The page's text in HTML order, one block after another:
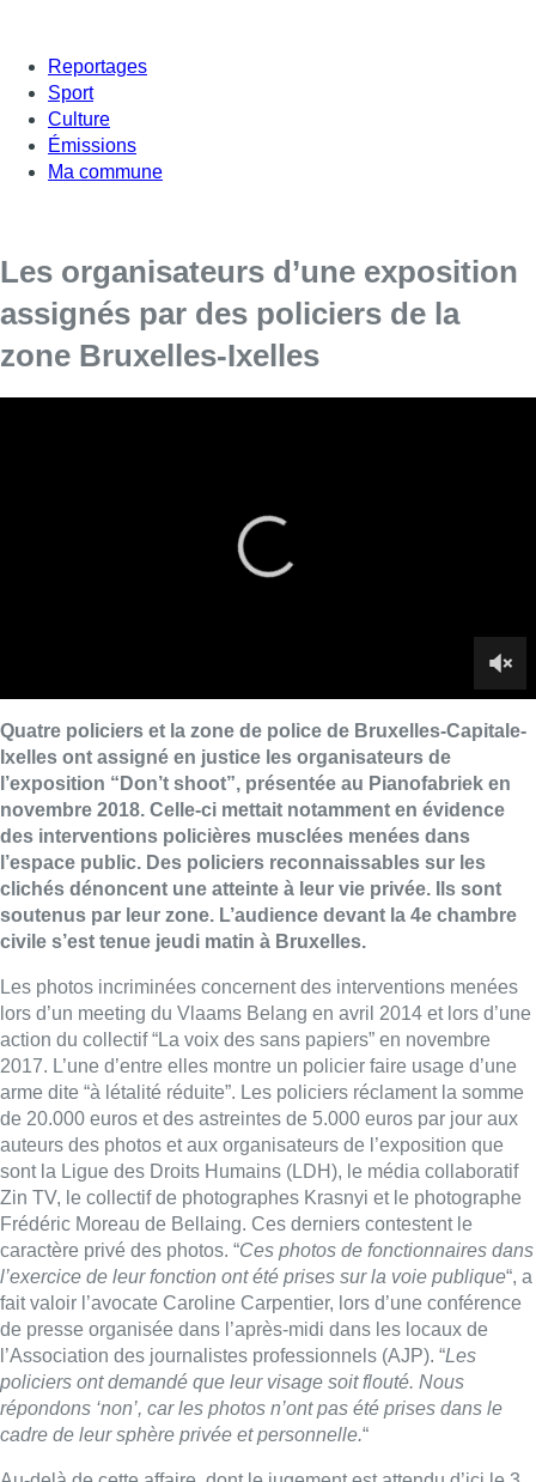
Reportages
Sport
Culture
Émissions
Ma commune
Les organisateurs d’une exposition
assignés par des policiers de la
zone Bruxelles-Ixelles
interventions policières musclées menées dans
policiers reconnaissables sur les
clichés dénoncent une atteinte à leur vie privée. Ils sont
interventions menées
lors d’un meeting du Vlaams Belang en avril 2014 et lors d’une
action du collectif “La voix
des
sans papiers” en novembre
2017. L’une d’entre elles montre un policier faire usage d’une
arme dite “à létalité réduite”. Les policiers réclament la somme
20.000 euros et des astreintes
5.000 euros par jour aux
auteurs
photos et aux organisateurs
l’exposition que
sont la
Ligue des Droits
Humains (LDH), le média collaboratif
Zin TV, le collectif
photographes Krasnyi et le photographe
Frédéric Moreau
Bellaing. Ces derniers contestent le
caractère privé
des photos. “ Ces photos
leur fonction ont été prises sur la voie publique
fait valoir l’avocate Caroline Carpentier, lors d’une conférence
depresse organisée dans l’après-midi dans les locauxde
l’Associationdesjournalistes professionnels (AJP). “Les
policiers ont demandé que leur visage soit flouté. Nous
répondons ‘non’, car les photos n’ont pas été prises dans le
cadre deleur sphère privée et personnelle. “
Au-delà de
cette affaire, dont le jugement est attendu d’ici le 3
novembre, la LDH et l’AJP ont dénoncé la difficulté croissante
de se documenter etdefilmer des
interventions policières.
Documenter par images et des
textes est fondamental en
démocratie, et ce n’est pas réservé aux journalistes
“, a relevé
Pierre-Arnaud Perrouty, directeurde
la LDH, qui dit craindre
l’effet dissuasif detelles procédures “.
LaLiguedit constater une augmentation du nombre
d’intimidations en ce sens. “Prendredesphotos et filmer la
police est un droit et doit le rester.” Le secrétaire généraldela
Fédération européennedes journalistes Ricardo Gutierrez a
pour sa part rappelé que la jurisprudence
la Cour